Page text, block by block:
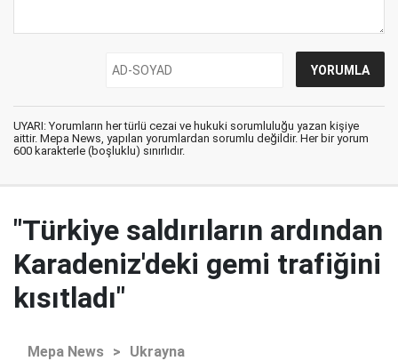
UYARI: Yorumların her türlü cezai ve hukuki sorumluluğu yazan kişiye
aittir. Mepa News, yapılan yorumlardan sorumlu değildir. Her bir yorum
600 karakterle (boşluklu) sınırlıdır.
"Türkiye saldırıların ardından
Karadeniz'deki gemi trafiğini
kısıtladı"
Mepa News > Ukrayna